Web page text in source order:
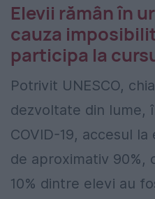
Elevii rămân în
cauza
participa la
Potrivit UNESCO,
dezvoltate din lume,
COVID-19, accesul
de aproximativ 90%,
10% dintre elevi au